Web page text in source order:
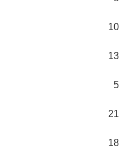
10
13
5
21
18